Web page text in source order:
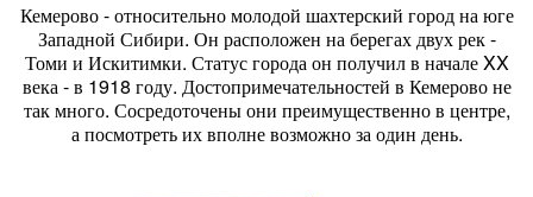
Кемерово - относительно молодой шахтерский город на юге
Западной Сибири. Он расположен на берегах двух рек -
Томи и Искитимки. Статус города он получил в начале XX
века - в 1918 году. Достопримечательностей в Кемерово не
так много. Сосредоточены они преимущественно в центре,
а посмотреть их вполне возможно за один день.